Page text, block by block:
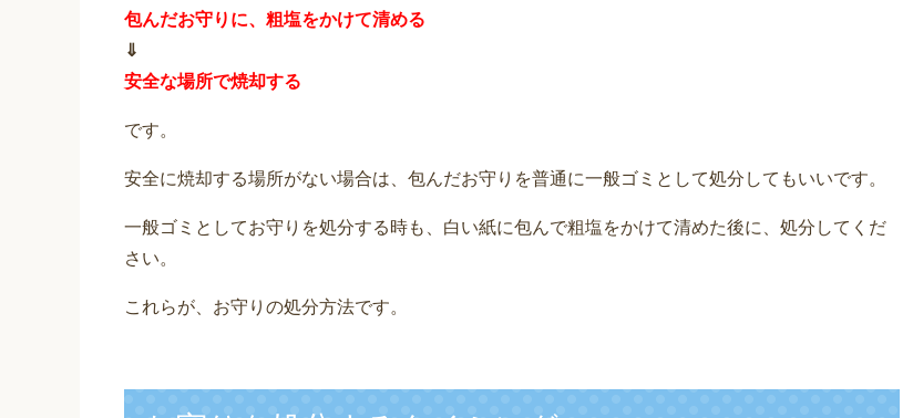
包んだお守りに、粗塩をかけて清める
⇓
安全な場所で焼却する
です。
安全に焼却する場所がない場合は、包んだお守りを普通に一般ゴミとして処分してもいいです。
一般ゴミとしてお守りを処分する時も、白い紙に包んで粗塩をかけて清めた後に、処分してくだ
さい。
これらが、お守りの処分方法です。